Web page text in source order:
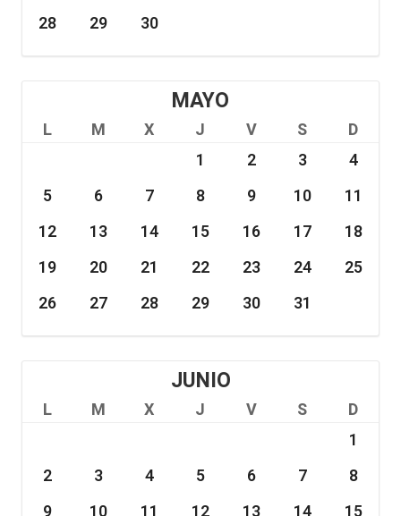
28
29 30
MAYO
L M X J V S
D
1
2 3
4
5
6 7 8 9 10
11
12
13 14 15 16 17
18
19
20 21 22 23 24
25
26
27 28 29 30 31
JUNIO
L M X J V S
D
1
2
3 4 5 6 7
8